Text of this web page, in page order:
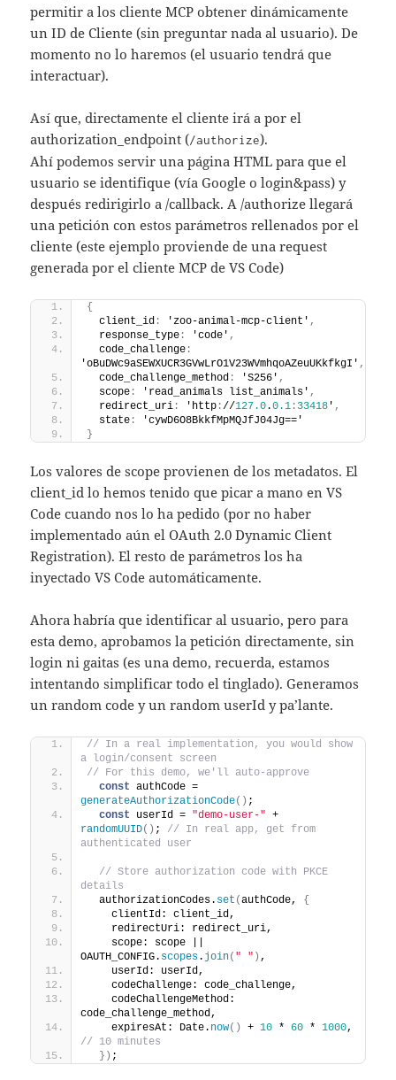
permitir a los cliente MCP obtener dinámicamente
un ID de Cliente (sin preguntar nada al usuario). De
momento no lo haremos (el usuario tendrá que
interactuar).
Así que, directamente el cliente irá a por el
authorization_endpoint (/authorize).
Ahí podemos servir una página HTML para que el
usuario se identifique (vía Google o login&pass) y
después redirigirlo a /callback. A /authorize llegará
una petición con estos parámetros rellenados por el
cliente (este ejemplo proviende de una request
generada por el cliente MCP de VS Code)
{
  client_id
: 'zoo-animal-mcp-client' ,
  response_type
: 'code' ,
  code_challenge
:
'oBuDWc9aSEWXUCR3GVwLrO1V23WVmhqoAZeuUKkfkgI' ,
  code_challenge_method
: 'S256' ,
  scope
: 'read_animals list_animals' ,
  redirect_uri
: 'http ://127.0.0.1 : 33418 ' ,
  state
:
'cywD6O8BkkfMpMQJfJ04Jg=='
}
Los valores de scope provienen de los metadatos. El
client_id lo hemos tenido que picar a mano en VS
Code cuando nos lo ha pedido (por no haber
implementado aún el OAuth 2.0 Dynamic Client
Registration). El resto de parámetros los ha
inyectado VS Code automáticamente.
Ahora habría que identificar al usuario, pero para
esta demo, aprobamos la petición directamente, sin
login ni gaitas (es una demo, recuerda, estamos
intentando simplificar todo el tinglado). Generamos
un random code y un random userId y pa’lante.
// In a real implementation, you would show
a login/consent screen
// For this demo, we'll auto-approve
const
generateAuthorizationCode( ) ;
const
userId = "demo-user-"
randomUUID( ) ; // In real app, get from
authenticated user
// Store authorization code with PKCE
details
  authorizationCodes.
set (authCode, {
    clientId: client_id,
    redirectUri: redirect_uri,
    scope: scope ||
OAUTH_CONFIG. scopes. join( " " ) ,
    userId: userId,
    codeChallenge: code_challenge,
    codeChallengeMethod:
code_challenge_method,
    expiresAt: Date.
now( ) + 10 * 60 * 1000
// 10 minutes
} ) ;